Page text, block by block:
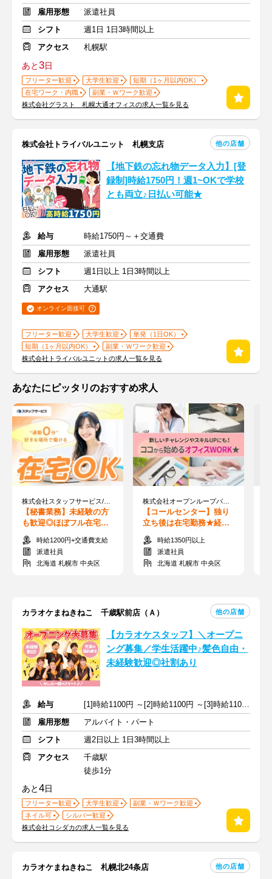
雇用形態
派遣社員
シフト
週1日 1日3時間以上
アクセス
札幌駅
あと3日
フリーター歓迎 大学生歓迎
短期（1ヶ月以内OK）
在宅ワーク・内職
副業・Ｗワーク歓迎
株式会社グラスト 札幌大通オフィスの求人一覧を見る
株式会社トライバルユニット 札幌支店 他の店舗
【地下鉄の忘れ物データ入力】[登
録制]時給1750円！週1~OKで学校
とも両立♪日払い可能★
給与
時給1750円～＋交通費
雇用形態
派遣社員
シフト
週1日以上 1日3時間以上
アクセス
大通駅
オンライン面接可
フリーター歓迎 大学生歓迎
単発（1日OK）
短期（1ヶ月以内OK）
副業・Ｗワーク歓迎
株式会社トライバルユニットの求人一覧を見る
あなたにピッタリのおすすめ求人
【秘書業務】未経験の方
も歓迎◎ほぼフル在宅＊
１８時帰り◎日程調整な
ど！時給1200円+交通費支給
派遣社員
北海道 札幌市 中央区
【コールセンター】独り
立ち後は在宅勤務★経験
活かせる会員対応＜事
務・受発信＞
時給1350円以上
派遣社員
北海道 札幌市 中央区
カラオケまねきねこ 千歳駅前店（Ａ） 他の店舗
【カラオケスタッフ】＼オープニ
ング募集／学生活躍中♪髪色自由・
未経験歓迎◎社割あり
給与
[1]時給1100円 ～[2]時給1100円 ～[3]時給1100円～ ※交通費支給
雇用形態
アルバイト・パート
シフト
週2日以上 1日3時間以上
アクセス
千歳駅
徒歩1分
あと4日
フリーター歓迎 大学生歓迎
副業・Ｗワーク歓迎
ネイル可
シルバー歓迎
株式会社コシダカの求人一覧を見る
カラオケまねきねこ 札幌北24条店 他の店舗